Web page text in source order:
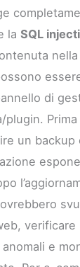
laSQL
di
Prima
un backup
e